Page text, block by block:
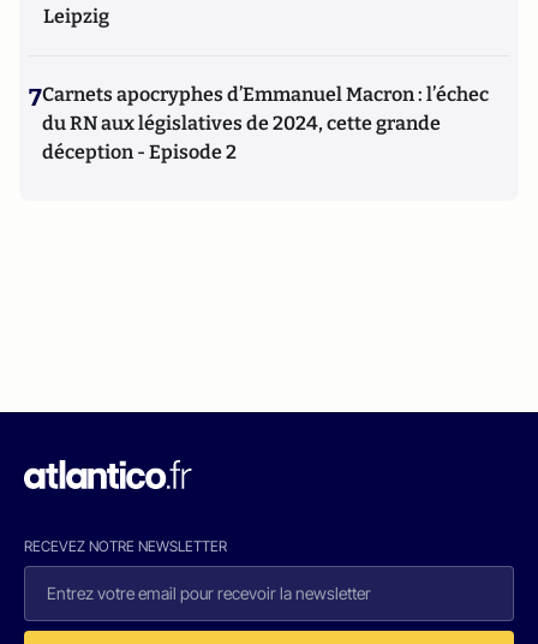
Leipzig
7Carnets apocryphes d’Emmanuel Macron : l’échec
du RN aux législatives de 2024, cette grande
déception - Episode 2
RECEVEZ NOTRE NEWSLETTER